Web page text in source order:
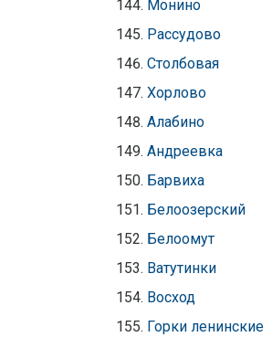
Монино
Рассудово
Столбовая
Хорлово
Алабино
Андреевка
Барвиха
Белоозерский
Белоомут
Ватутинки
Восход
Горки ленинские